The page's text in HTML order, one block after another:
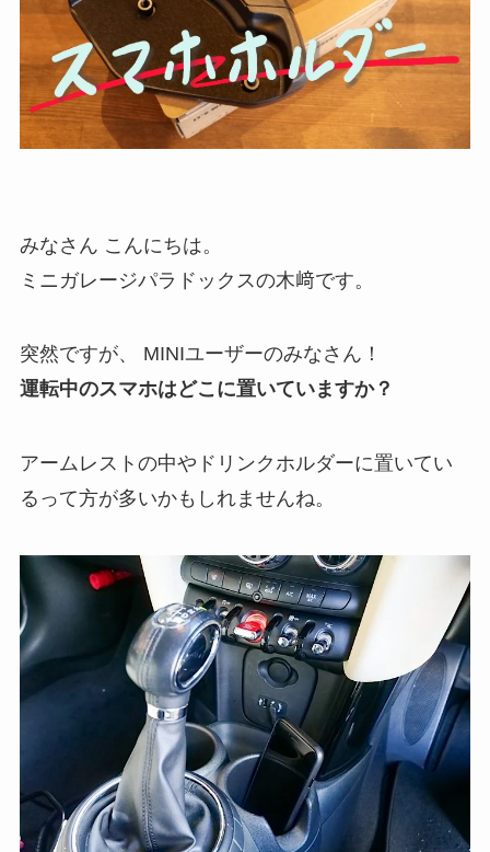
みなさん こんにちは。
ミニガレージパラドックスの木﨑です。
突然ですが、 MINIユーザーのみなさん！
運転中のスマホはどこに置いていますか？
アームレストの中やドリンクホルダーに置いてい
るって方が多いかもしれませんね。